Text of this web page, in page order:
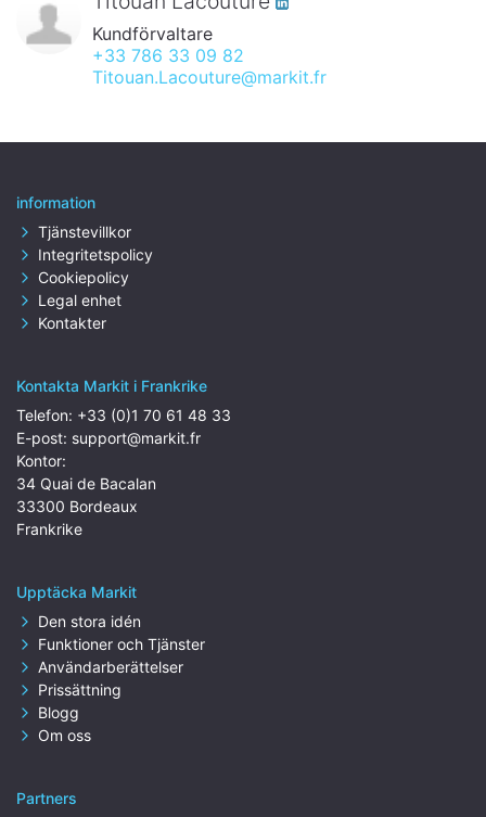
Kundförvaltare
+33 786 33 09 82
Titouan.Lacouture@markit.fr
information
Tjänstevillkor
Integritetspolicy
Cookiepolicy
Legal enhet
Kontakter
Kontakta Markit i Frankrike
Telefon: +33 (0)1 70 61 48 33
E-post: support@markit.fr
Kontor:
34 Quai de Bacalan
33300 Bordeaux
Frankrike
Upptäcka Markit
Den stora idén
Funktioner och Tjänster
Användarberättelser
Prissättning
Blogg
Om oss
Partners